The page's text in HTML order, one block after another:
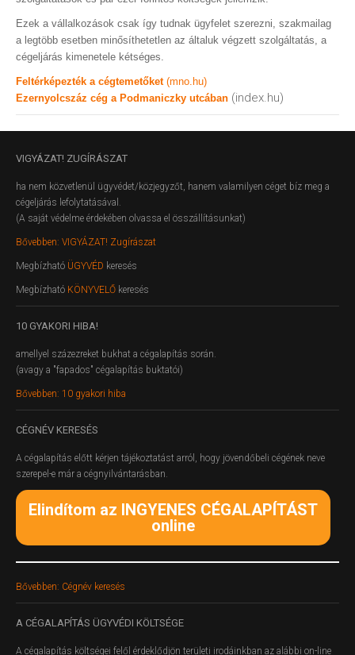
Ezek a vállalkozások csak így tudnak ügyfelet szerezni, szakmailag
a legtöbb esetben minősíthetetlen az általuk végzett szolgáltatás, a
cégeljárás kimenetele kétséges.
Feltérképezték a cégtemetőket (mno.hu)
Ezernyolcszáz cég a Podmaniczky utcában (index.hu)
VIGYÁZAT! ZUGÍRÁSZAT
ha nem közvetlenül ügyvédet/közjegyzőt, hanem valamilyen céget bíz meg a
cégeljárás lefolytatásával.
(A saját védelme érdekében olvassa el összállításunkat)
Bővebben: VIGYÁZAT! Zugírászat
Megbízható ÜGYVÉD keresés
Megbízható KÖNYVELŐ keresés
10 GYAKORI HIBA!
amellyel százezreket bukhat a cégalapítás során.
(avagy a "fapados" cégalapítás buktatói)
Bővebben: 10 gyakori hiba
CÉGNÉV KERESÉS
A cégalapítás előtt kérjen tájékoztatást arról, hogy jövendőbeli cégének neve
szerepel-e már a cégnyilvántarásban.
Elindítom az INGYENES CÉGALAPÍTÁST
online
Bővebben: Cégnév keresés
A CÉGALAPÍTÁS ÜGYVÉDI KÖLTSÉGE
A cégalapítás költségei felől érdeklődjön területi irodáinkban az alábbi on-line